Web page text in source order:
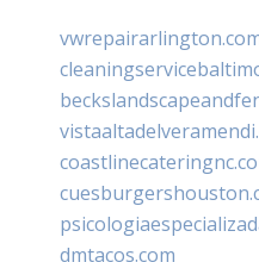
dmtacos.com